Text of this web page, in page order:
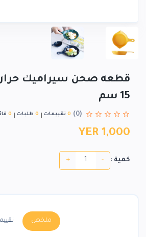
قطعه صحن سيراميك
15 سم
(0)
0 تقييمات 0 طلبات 0
YER 1,000
كمية : -
+
ملخص